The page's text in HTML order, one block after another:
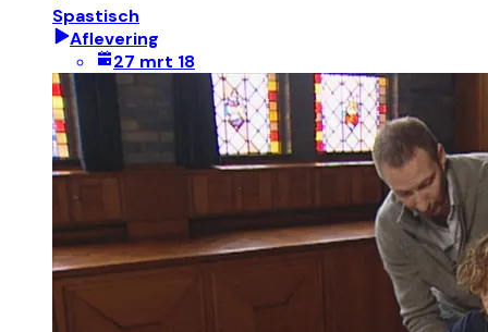
Spastisch
Aflevering
27 mrt 18